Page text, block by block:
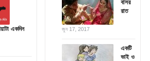
একদিন
বাসর
রাত
জুন 17, 2017
একটি
ভাই ও